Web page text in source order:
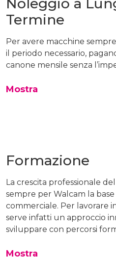
Noleggio a
Termine
Per avere macchine
il periodo necessario,
canone mensile senza
Mostra
Formazione
La crescita professionale
sempre per Walcam la
commerciale. Per lavorare
serve infatti un approccio
sviluppare con percorsi
Mostra